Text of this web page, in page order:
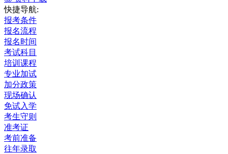
快捷导航:
报考条件
报名流程
报名时间
考试科目
培训课程
专业加试
加分政策
现场确认
免试入学
考生守则
准考证
考前准备
往年录取